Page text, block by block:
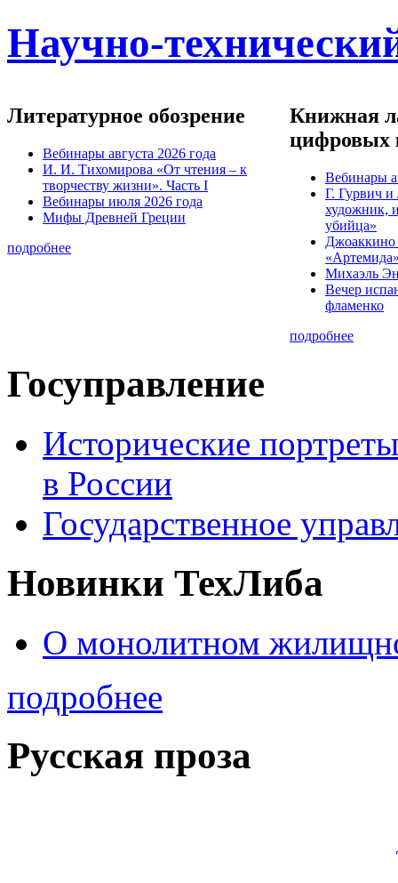
Научно-
Литературное обозрение
Вебинары августа 2026 года
И. И. Тихомирова «От чтения – к
творчеству жизни». Часть I
Вебинары июля 2026 года
Мифы Древней Греции
подробнее
Книжная
цифровых
Вебинары
Г. Гурвич
художник,
убийца»
Михаэль
Вечер
фламенко
подробнее
Госуправление
Исторические
в России
Государственное
Новинки ТехЛиба
О монолитном
подробнее
Русская проза